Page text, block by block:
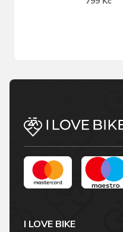
logo materiál: 82%
I LOVE BIKE